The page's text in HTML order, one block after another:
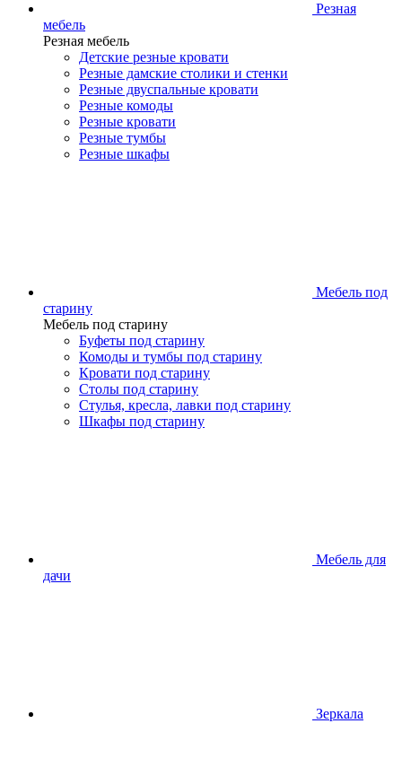
Резная
мебель
Резная мебель
Детские резные кровати
Резные дамские столики и стенки
Резные двуспальные кровати
Резные комоды
Резные кровати
Резные тумбы
Резные шкафы
Мебель под
старину
Мебель под старину
Буфеты под старину
Комоды и тумбы под старину
Кровати под старину
Столы под старину
Стулья, кресла, лавки под старину
Шкафы под старину
Мебель для
дачи
Зеркала